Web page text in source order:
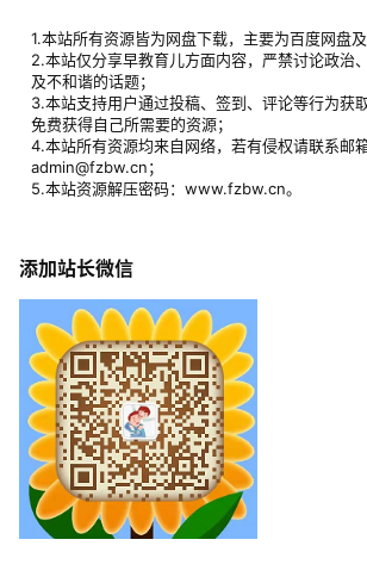
1.本站所有资源皆为网盘下载，主要为百度网盘及
2.本站仅分享早教育儿方面内容，严禁讨论政治
及不和谐的话题；
3.本站支持用户通过投稿、签到、评论等行为获
免费获得自己所需要的资源；
4.本站所有资源均来自网络，若有侵权请联系邮箱
admin@fzbw.cn；
5.本站资源解压密码：www.fzbw.cn。
添加站长微信